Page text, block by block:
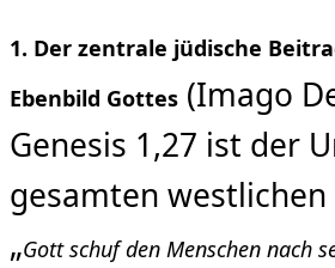
1. Der zentrale jüdische
Ebenbild Gottes (Imago
Genesis 1,27 ist der
gesamten
„Gott schuf den Menschen nach